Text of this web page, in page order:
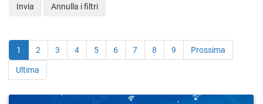
Invia Annulla i filtri
1 2 3 4 5 6 7 8 9 Prossima
Ultima